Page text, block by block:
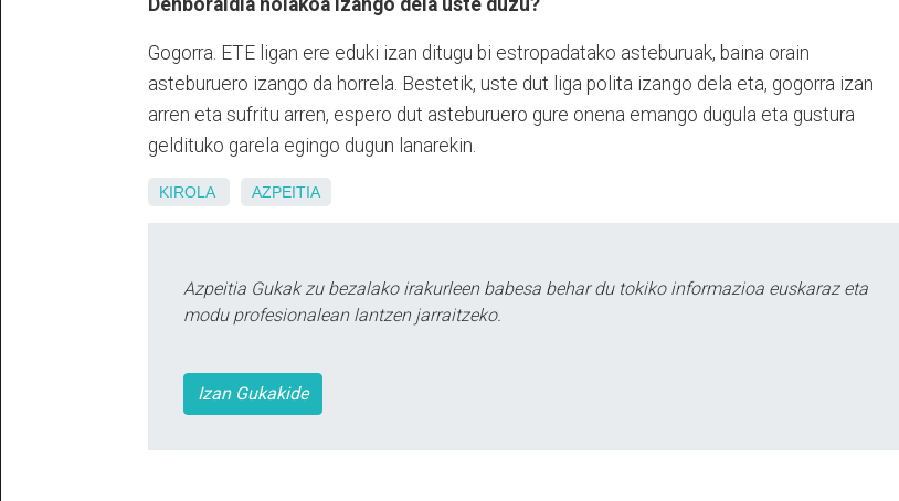
Gogorra. ETE ligan ere eduki izan ditugu bi estropadatako asteburuak, baina orain
asteburuero izango da horrela. Bestetik, uste dut liga polita izango dela eta, gogorra izan
arren eta sufritu arren, espero dut asteburuero gure onena emango dugula eta gustura
geldituko garela egingo dugun lanarekin.
KIROLA AZPEITIA
Azpeitia Gukak zu bezalako irakurleen babesa behar du tokiko informazioa euskaraz eta
modu profesionalean lantzen jarraitzeko.
Izan Gukakide